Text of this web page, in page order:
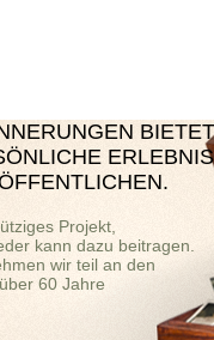
BIETET
Projekt,
kann dazu beitragen.
wir teil an den
60 Jahre